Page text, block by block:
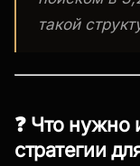
такой
❓ Что нужно
стратегии